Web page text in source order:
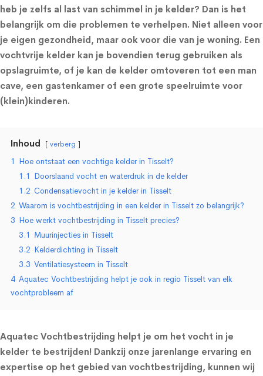
heb je zelfs al last van schimmel in je kelder? Dan is het
belangrijk om die problemen te verhelpen. Niet alleen voor
je eigen gezondheid, maar ook voor die van je woning. Een
vochtvrije kelder kan je bovendien terug gebruiken als
opslagruimte, of je kan de kelder omtoveren tot een man
cave, een gastenkamer of een grote speelruimte voor
(klein)kinderen.
Inhoud verberg
1 Hoe ontstaat een vochtige kelder in Tisselt?
1.1 Doorslaand vocht en waterdruk in de kelder
1.2 Condensatievocht in je kelder in Tisselt
2 Waarom is vochtbestrijding in een kelder in Tisselt zo belangrijk?
3 Hoe werkt vochtbestrijding in Tisselt precies?
3.1 Muurinjecties in Tisselt
3.2 Kelderdichting in Tisselt
3.3 Ventilatiesysteem in Tisselt
4 Aquatec Vochtbestrijding helpt je ook in regio Tisselt van elk
vochtprobleem af
Aquatec Vochtbestrijding helpt je om het vocht in je
kelder te bestrijden! Dankzij onze jarenlange ervaring en
expertise op het gebied van vochtbestrijding, kunnen wij